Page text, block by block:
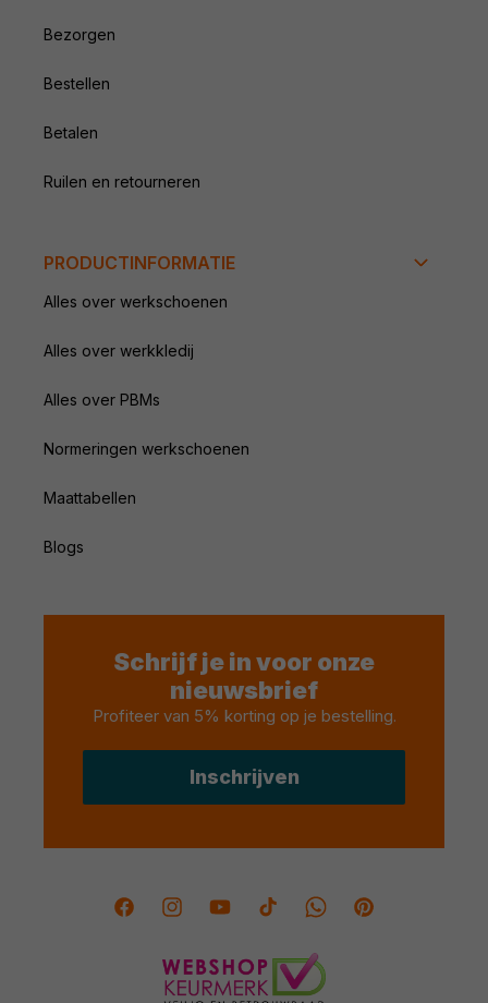
Bezorgen
Bestellen
Betalen
Ruilen en retourneren
PRODUCTINFORMATIE
Alles over werkschoenen
Alles over werkkledij
Alles over PBMs
Normeringen werkschoenen
Maattabellen
Blogs
Schrijf je in voor onze
nieuwsbrief
Profiteer van 5% korting op je bestelling.
Inschrijven
FacebookInstagramYouTubeTikTok Twitter Pinterest